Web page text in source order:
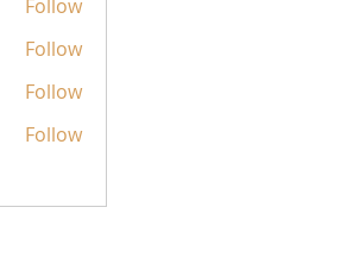
Follow
Follow
Follow
Follow